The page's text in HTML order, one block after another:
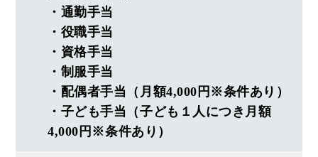
―〈 社風・プライベート 〉―
・とにかく仲が良い会社！
∟気の合う仲間とプライベートも充実
・年に3回は全社員が大集合！
∟旅館で忘年会・大運動会・歓迎会
・長期連休は7日以上お休み
∟住宅業界では珍しい大型連休有
・通勤手当
・役職手当
・資格手当
・制服手当
・配偶者手当（月額4,000円※条件あり）
・子ども手当（子ども１人につき月額
4,000円※条件あり）